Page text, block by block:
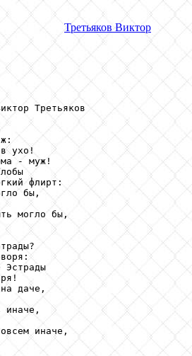
Третьяков Виктор
Третьяков
ж:
ухо!
- муж!
флирт:
бы,
могло бы,
Эстрады
даче,
иначе,
иначе,